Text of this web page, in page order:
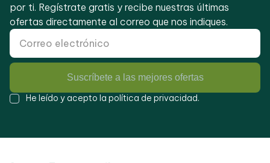
por ti. Regístrate gratis y recibe nuestras últimas
ofertas directamente al correo que nos indiques.
Suscríbete a las mejores ofertas
He leído y acepto la política de privacidad.